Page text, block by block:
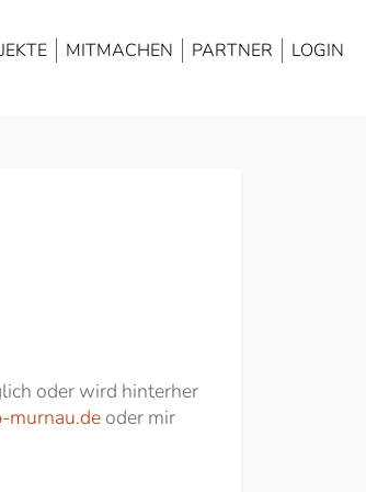
MITMACHEN PARTNER LOGIN
oder wird hinterher
murnau.deoder mir